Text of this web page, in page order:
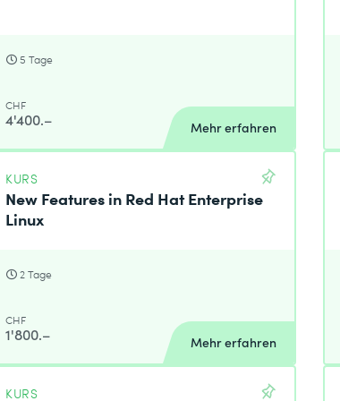
5 Tage
CHF
4'400.– Mehr erfahren
KURS
New Features in Red Hat Enterprise
Linux
2 Tage
CHF
1'800.– Mehr erfahren
KURS